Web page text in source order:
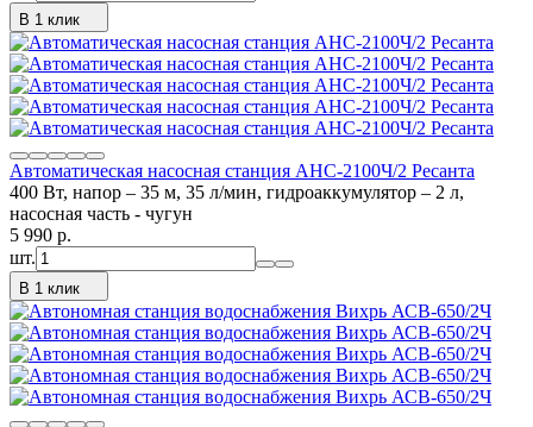
В 1 клик
Автоматическая насосная станция АНС-2100Ч/2 Ресанта
400 Вт, напор – 35 м, 35 л/мин, гидроаккумулятор – 2 л,
насосная часть - чугун
5 990 p.
шт.
В 1 клик